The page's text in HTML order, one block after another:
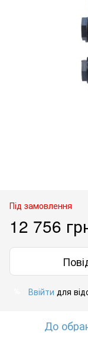
Під замовлення
12 756
Ввійти для
До